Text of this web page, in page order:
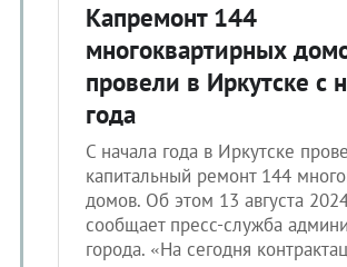
Капремонт 144
многоквартирных
провели в Иркутске с
года
С начала года в Иркутске
капитальный ремонт 144
домов. Об этом 13 августа
сообщает пресс-служба
города. «На сегодня